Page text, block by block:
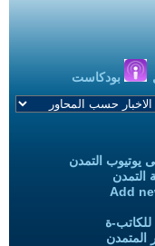
بودكاست
يوتيوب التمدن
التمدن
Add
ة
المتمدن